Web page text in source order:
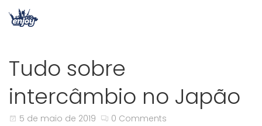
Tudo sobre
intercâmbio no Japão
5 de maio de 2019 0 Comments